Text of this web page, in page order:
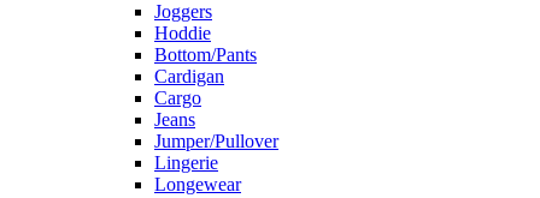
Joggers
Hoddie
Bottom/Pants
Cardigan
Cargo
Jeans
Jumper/Pullover
Lingerie
Longewear